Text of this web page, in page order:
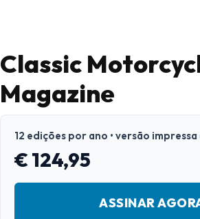
Classic
Magazine
12 edições por ano • versão impressa
€ 124,95
ASSINAR